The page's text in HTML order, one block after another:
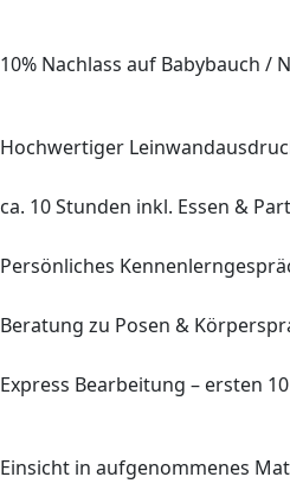
10% Nachlass auf Babybauch /
Hochwertiger
ca. 10Stunden inkl. Essen &
Persönliches
Beratung zu Posen &
Express Bearbeitung – ersten 10
Einsicht in aufgenommenes